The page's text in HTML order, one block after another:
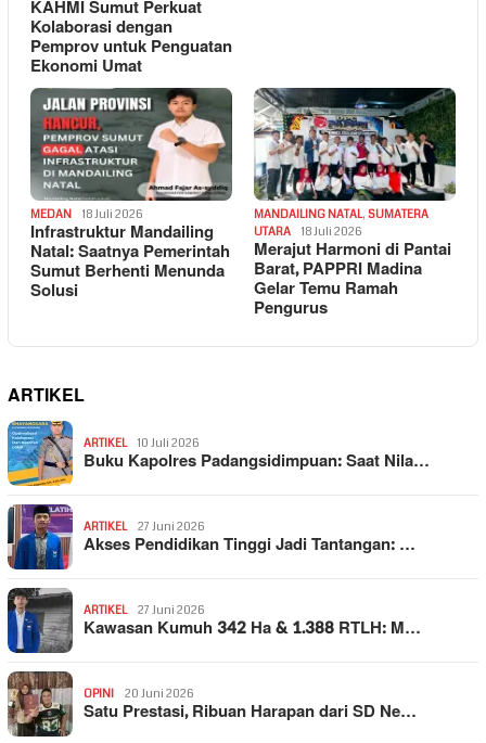
KAHMI Sumut Perkuat
Kolaborasi dengan
Pemprov untuk Penguatan
Ekonomi Umat
MEDAN 18 Juli 2026
Infrastruktur Mandailing
Natal: Saatnya Pemerintah
Sumut Berhenti Menunda
Solusi
MANDAILING NATAL, SUMATERA
UTARA
18 Juli 2026
Merajut Harmoni di Pantai
Barat, PAPPRI Madina
Gelar Temu Ramah
Pengurus
ARTIKEL
ARTIKEL 10 Juli 2026
Buku Kapolres Padangsidimpuan: Saat Nila…
ARTIKEL 27 Juni 2026
Akses Pendidikan Tinggi Jadi Tantangan: …
ARTIKEL 27 Juni 2026
Kawasan Kumuh 342 Ha & 1.388 RTLH: M…
OPINI 20 Juni 2026
Satu Prestasi, Ribuan Harapan dari SD Ne…